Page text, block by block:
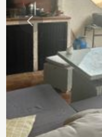
Précédente